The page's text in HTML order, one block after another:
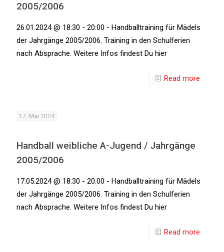
2005/2006
26.01.2024 @ 18:30 - 20:00 - Handballtraining für Mädels
der Jahrgänge 2005/2006. Training in den Schulferien
nach Absprache. Weitere Infos findest Du hier
Read more
17. Mai 2024
Handball weibliche A-Jugend / Jahrgänge
2005/2006
17.05.2024 @ 18:30 - 20:00 - Handballtraining für Mädels
der Jahrgänge 2005/2006. Training in den Schulferien
nach Absprache. Weitere Infos findest Du hier
Read more